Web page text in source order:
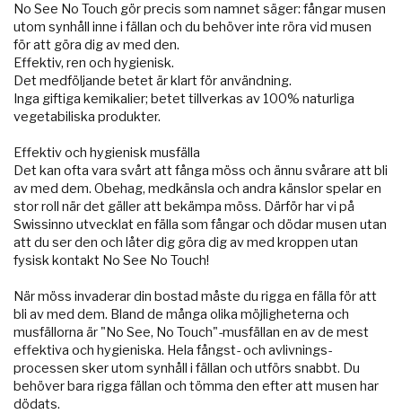
No See No Touch gör precis som namnet säger: fångar musen
utom synhåll inne i fällan och du behöver inte röra vid musen
för att göra dig av med den.
Effektiv, ren och hygienisk.
Det medföljande betet är klart för användning.
Inga giftiga kemikalier; betet tillverkas av 100% naturliga
vegetabiliska produkter.
Effektiv och hygienisk musfälla
Det kan ofta vara svårt att fånga möss och ännu svårare att bli
av med dem. Obehag, medkänsla och andra känslor spelar en
stor roll när det gäller att bekämpa möss. Därför har vi på
Swissinno utvecklat en fälla som fångar och dödar musen utan
att du ser den och låter dig göra dig av med kroppen utan
fysisk kontakt No See No Touch!
När möss invaderar din bostad måste du rigga en fälla för att
bli av med dem. Bland de många olika möjligheterna och
musfällorna är "No See, No Touch"-musfällan en av de mest
effektiva och hygieniska. Hela fångst- och avlivnings-
processen sker utom synhåll i fällan och utförs snabbt. Du
behöver bara rigga fällan och tömma den efter att musen har
dödats.